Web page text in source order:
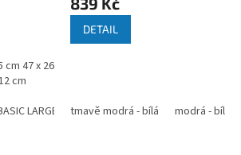
cm 47 x 26
cm
LARGE
VÝŠKA 12 CM - taška BASIC KID,
DETAIL
tmavě modrá - bílá modrá - bílá